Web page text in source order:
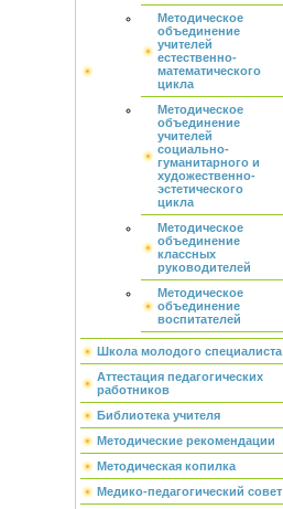
Методическое
объединение
учителей
естественно-
математического
цикла
Методическое
объединение
учителей
социально-
гуманитарного и
художественно-
эстетического
цикла
Методическое
объединение
классных
руководителей
Методическое
объединение
воспитателей
Школа молодого специалиста
Аттестация педагогических
работников
Библиотека учителя
Методические рекомендации
Методическая копилка
Медико-педагогический совет